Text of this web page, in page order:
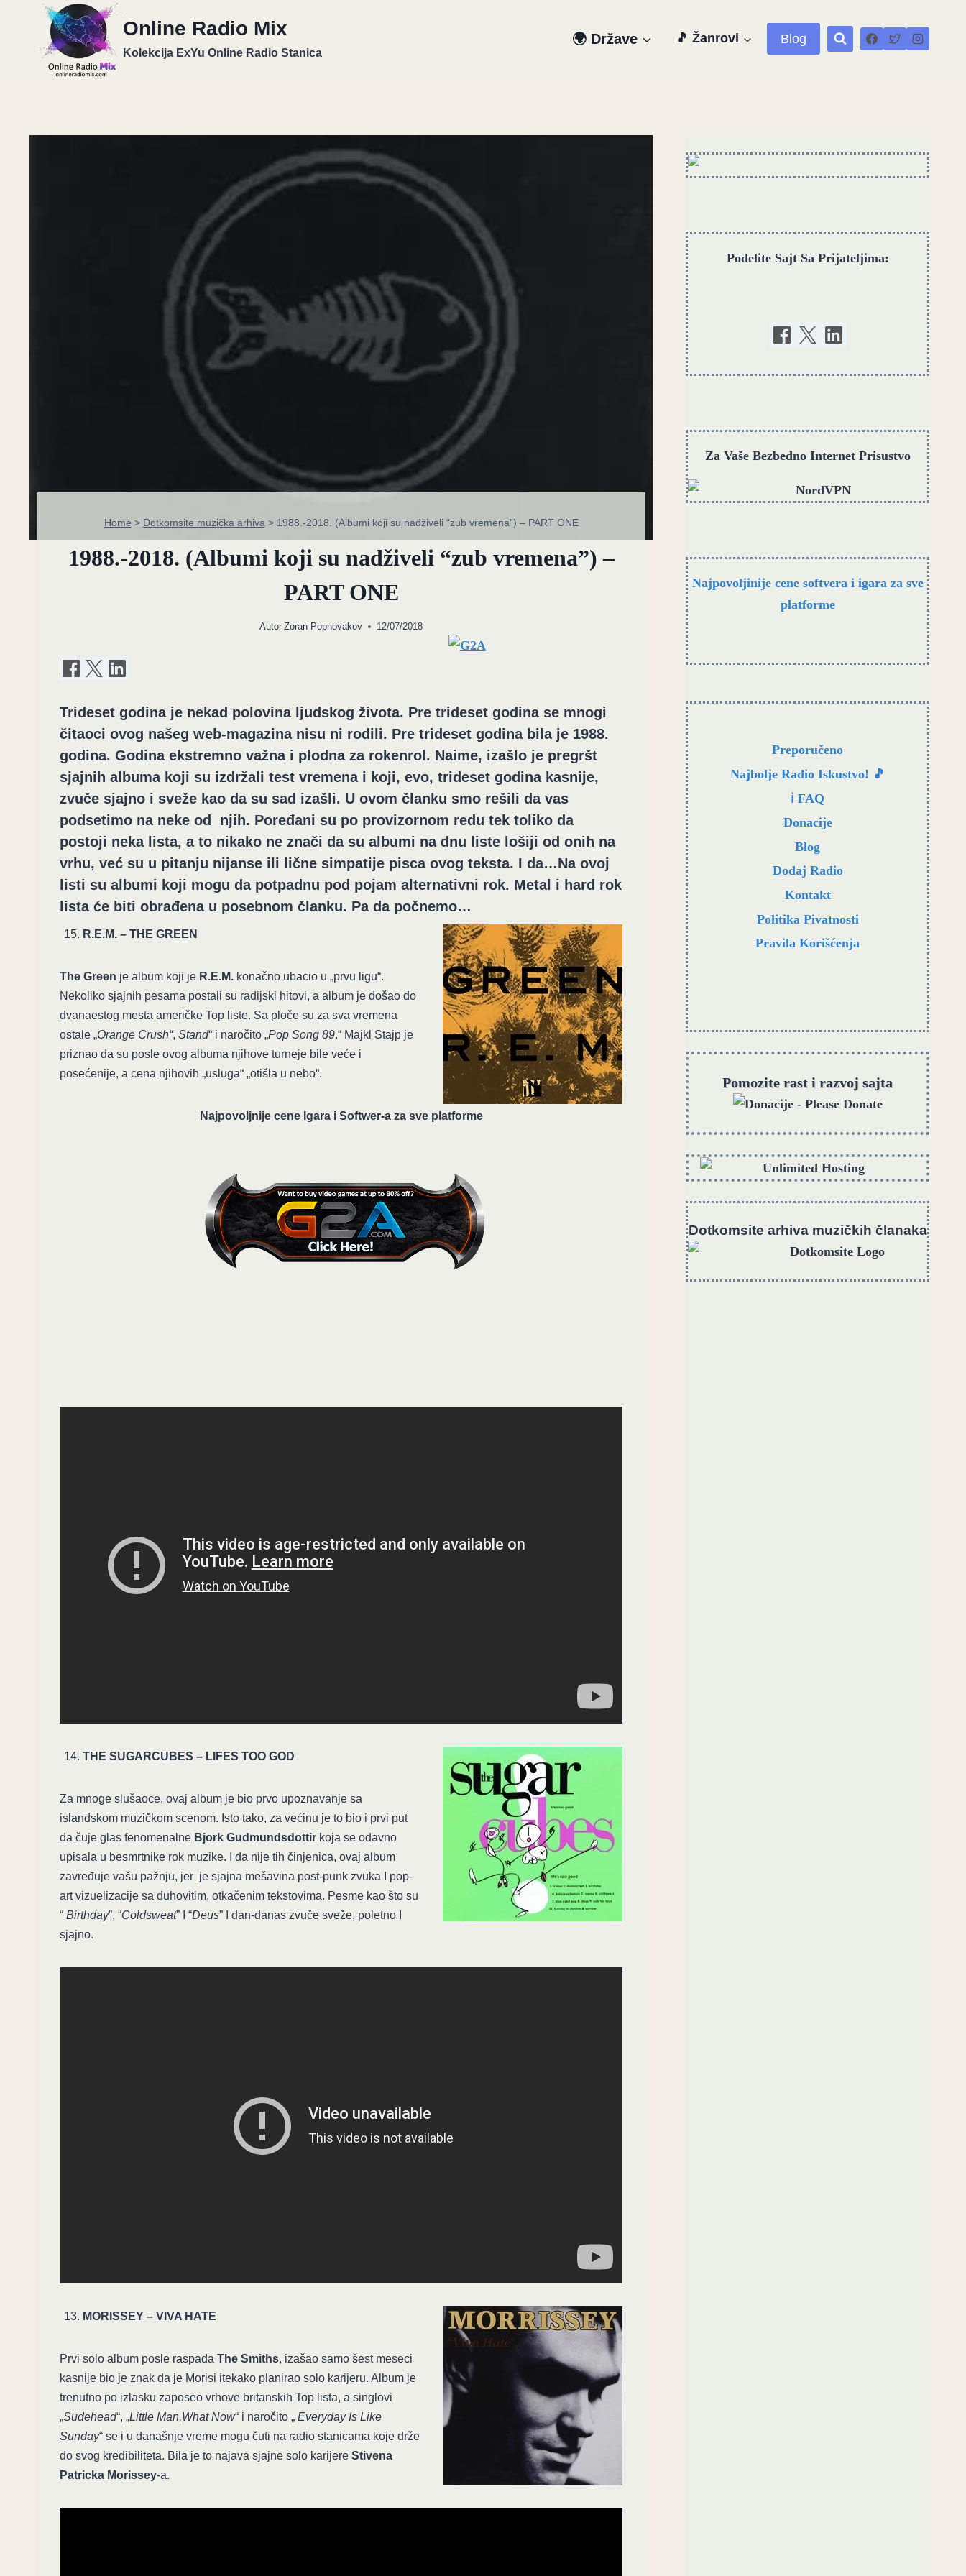
Online Radio Mix
Kolekcija ExYu Online Radio Stanica
🌍 Države 🎵 Žanrovi Blog
Home > Dotkomsite muzička arhiva > 1988.-2018. (Albumi koji su nadživeli “zub vremena”) – PART ONE
1988.-2018. (Albumi koji su nadživeli “zub vremena”) –
PART ONE
Autor Zoran Popnovakov 12/07/2018
Trideset godina je nekad polovina ljudskog života. Pre trideset godina se mnogi
čitaoci ovog našeg web-magazina nisu ni rodili. Pre trideset godina bila je 1988.
godina. Godina ekstremno važna i plodna za rokenrol. Naime, izašlo je pregršt
sjajnih albuma koji su izdržali test vremena i koji, evo, trideset godina kasnije,
zvuče sjajno i sveže kao da su sad izašli. U ovom članku smo rešili da vas
podsetimo na neke od njih. Poređani su po provizornom redu tek toliko da
postoji neka lista, a to nikako ne znači da su albumi na dnu liste lošiji od onih na
vrhu, već su u pitanju nijanse ili lične simpatije pisca ovog teksta. I da…Na ovoj
listi su albumi koji mogu da potpadnu pod pojam alternativni rok. Metal i hard rok
lista će biti obrađena u posebnom članku. Pa da počnemo…
R.E.M. – THE GREEN
The Green je album koji je R.E.M. konačno ubacio u „prvu ligu“.
Nekoliko sjajnih pesama postali su radijski hitovi, a album je došao do
dvanaestog mesta američke Top liste. Sa ploče su za sva vremena
ostale „Orange Crush“, Stand“ i naročito „Pop Song 89.“ Majkl Stajp je
priznao da su posle ovog albuma njihove turneje bile veće i
posećenije, a cena njihovih „usluga“ „otišla u nebo“.
Najpovoljnije cene Igara i Softwer-a za sve platforme
THE SUGARCUBES – LIFES TOO GOD
Za mnoge slušaoce, ovaj album je bio prvo upoznavanje sa
islandskom muzičkom scenom. Isto tako, za većinu je to bio i prvi put
da čuje glas fenomenalne Bjork Gudmundsdottir koja se odavno
upisala u besmrtnike rok muzike. I da nije tih činjenica, ovaj album
zavređuje vašu pažnju, jer je sjajna mešavina post-punk zvuka I pop-
art vizuelizacije sa duhovitim, otkačenim tekstovima. Pesme kao što su
“ Birthday”, “Coldsweat” I “Deus” I dan-danas zvuče sveže, poletno I
sjajno.
MORISSEY – VIVA HATE
Prvi solo album posle raspada The Smiths, izašao samo šest meseci
kasnije bio je znak da je Morisi itekako planirao solo karijeru. Album je
trenutno po izlasku zaposeo vrhove britanskih Top lista, a singlovi
„Sudehead“, „Little Man,What Now“ i naročito „ Everyday Is Like
Sunday“ se i u današnje vreme mogu čuti na radio stanicama koje drže
do svog kredibiliteta. Bila je to najava sjajne solo karijere Stivena
Patricka Morissey-a.
Podelite Sajt Sa Prijateljima:
Za Vaše Bezbedno Internet Prisustvo
Najpovoljinije cene softvera i igara za sve
platforme
Preporučeno
Najbolje Radio Iskustvo! 🎵
ℹ️ FAQ
Donacije
Blog
Dodaj Radio
Kontakt
Politika Pivatnosti
Pravila Korišćenja
Pomozite rast i razvoj sajta
Dotkomsite arhiva muzičkih članaka